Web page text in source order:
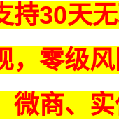
持30天
，零级
微商、